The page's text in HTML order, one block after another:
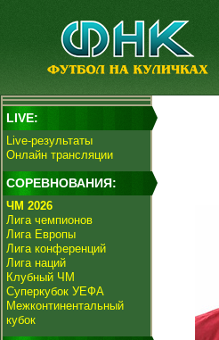
LIVE:
Live-результаты
Онлайн трансляции
СОРЕВНОВАНИЯ:
ЧМ 2026
Лига чемпионов
Лига Европы
Лига конференций
Лига наций
Клубный ЧМ
Суперкубок УЕФА
Межконтинентальный
кубок